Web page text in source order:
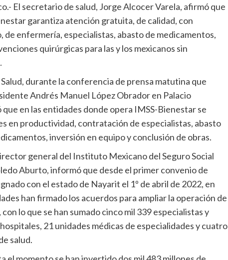
El secretario de salud, Jorge Alcocer Varela, afirmó que
garantiza atención gratuita, de calidad, con
de enfermería, especialistas, abasto de medicamentos,
quirúrgicas para las y los mexicanos sin
Salud, durante la conferencia de prensa matutina que
Andrés Manuel López Obrador en Palacio
que en las entidades donde opera IMSS-Bienestar se
en productividad, contratación de especialistas, abasto
inversión en equipo y conclusión de obras.
general del Instituto Mexicano del Seguro Social
Aburto, informó que desde el primer convenio de
con el estado de Nayarit el 1º de abril de 2022, en
han firmado los acuerdos para ampliar la operación de
lo que se han sumado cinco mil 339 especialistas y
21 unidades médicas de especialidades y cuatro
salud.